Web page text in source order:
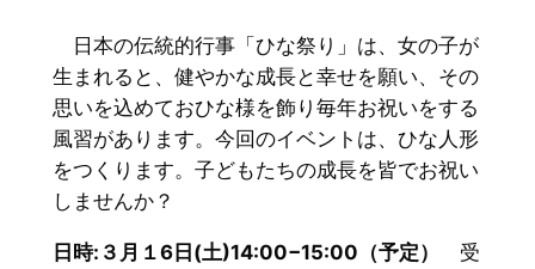
日本の伝統的行事「ひな祭り」は、女の子が
生まれると、 健やかな成長と幸せを願い、 その
思いを込めておひな様を飾り毎年お祝いをする
風習があります。今回のイベントは、ひな人形
をつくります。 子どもたちの成長を皆でお祝い
しませんか？
日時:３月１6日(土)14:00−15:00（予定） 受